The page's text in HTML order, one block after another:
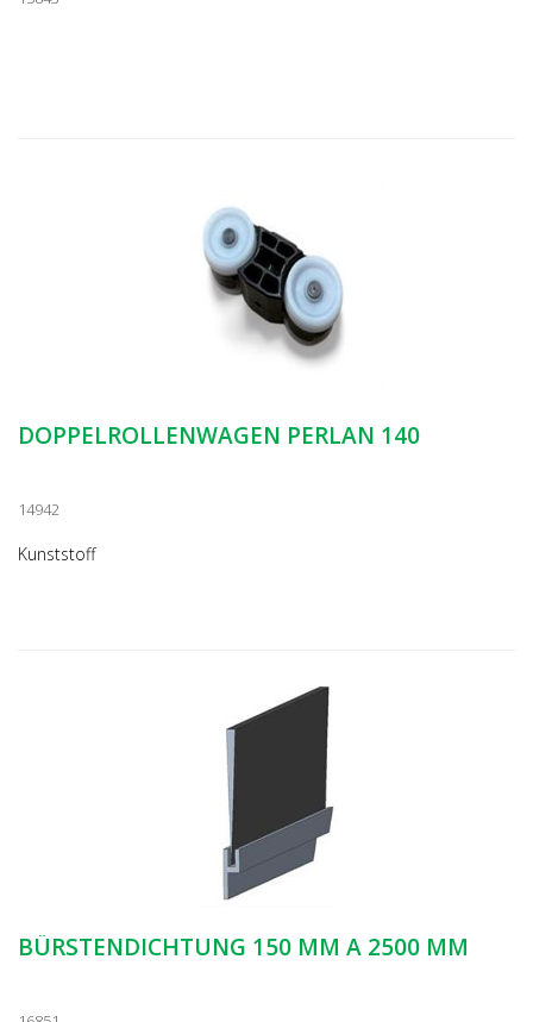
DOPPELROLLENWAGEN PERLAN 140
14942
Kunststoff
BÜRSTENDICHTUNG 150 MM A 2500 MM